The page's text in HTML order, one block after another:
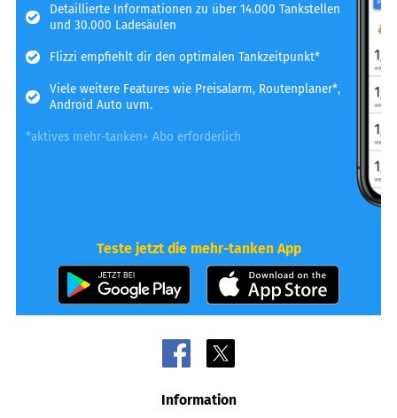
Detaillierte Informationen zu über 14.000 Tankstellen
und 30.000 Ladesäulen
Flizzi empfiehlt dir den optimalen Tankzeitpunkt*
Viele weitere Features wie Preisalarm, Routenplaner*,
Android Auto uvm.
*aktives mehr-tanken+ Abo erforderlich
Teste jetzt die mehr-tanken App
Information